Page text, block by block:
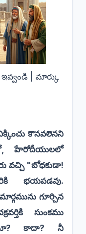
ఇవ్వండి | మార్కు
కొనవలెనని
హేరోదీయులలో
వచ్చి "బోధకుడా!
భయపడవు.
గూర్చిన
సుంకము
కాదా? నీ